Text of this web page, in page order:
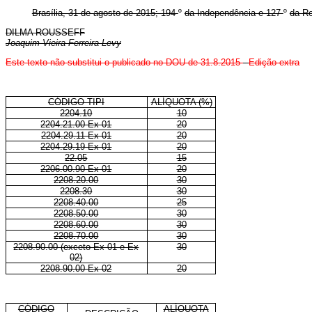
Brasília, 31 de agosto de 2015; 194ºda Independência e 127ºda
DILMA ROUSSEFF
Joaquim Vieira Ferreira Levy
Este texto não substitui o publicado no DOU de 31.8.2015-Edição extra
CÓDIGO TIPI
ALÍQUOTA (%)
2204.10
10
2204.21.00 Ex 01
20
2204.29.11 Ex 01
20
2204.29.19 Ex 01
20
22.05
15
2206.00.90 Ex 01
20
2208.20.00
30
2208.30
30
2208.40.00
25
2208.50.00
30
2208.60.00
30
2208.70.00
30
2208.90.00 (exceto Ex 01 e Ex
02)
30
2208.90.00 Ex 02
20
CÓDIGO
ALÍQUOTA